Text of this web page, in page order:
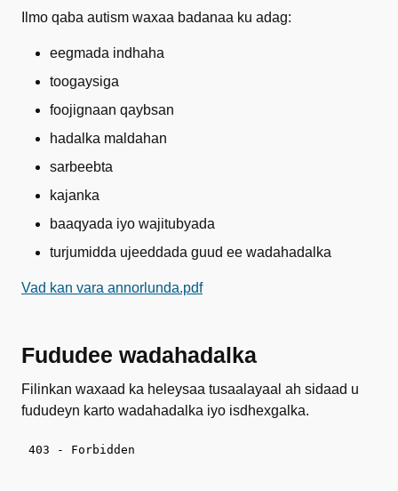
Ilmo qaba autism waxaa badanaa ku adag:
eegmada indhaha
toogaysiga
foojignaan qaybsan
hadalka maldahan
sarbeebta
kajanka
baaqyada iyo wajitubyada
turjumidda ujeeddada guud ee wadahadalka
Vad kan vara annorlunda.pdf
Fududee wadahadalka
Filinkan waxaad ka heleysaa tusaalayaal ah sidaad u
fududeyn karto wadahadalka iyo isdhexgalka.